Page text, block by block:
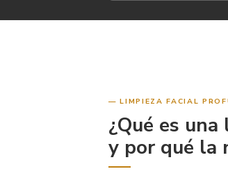
LIMPIEZA FACIAL
¿Qué es
y por qué la